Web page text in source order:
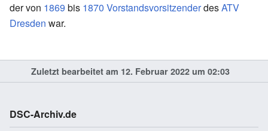
der von 1869 bis 1870 VorstandsvorsitzenderdesATV
Dresden war.
Zuletzt bearbeitet am 12. Februar 2022 um 02:03
DSC-Archiv.de